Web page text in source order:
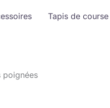
Tapis de course
poignées